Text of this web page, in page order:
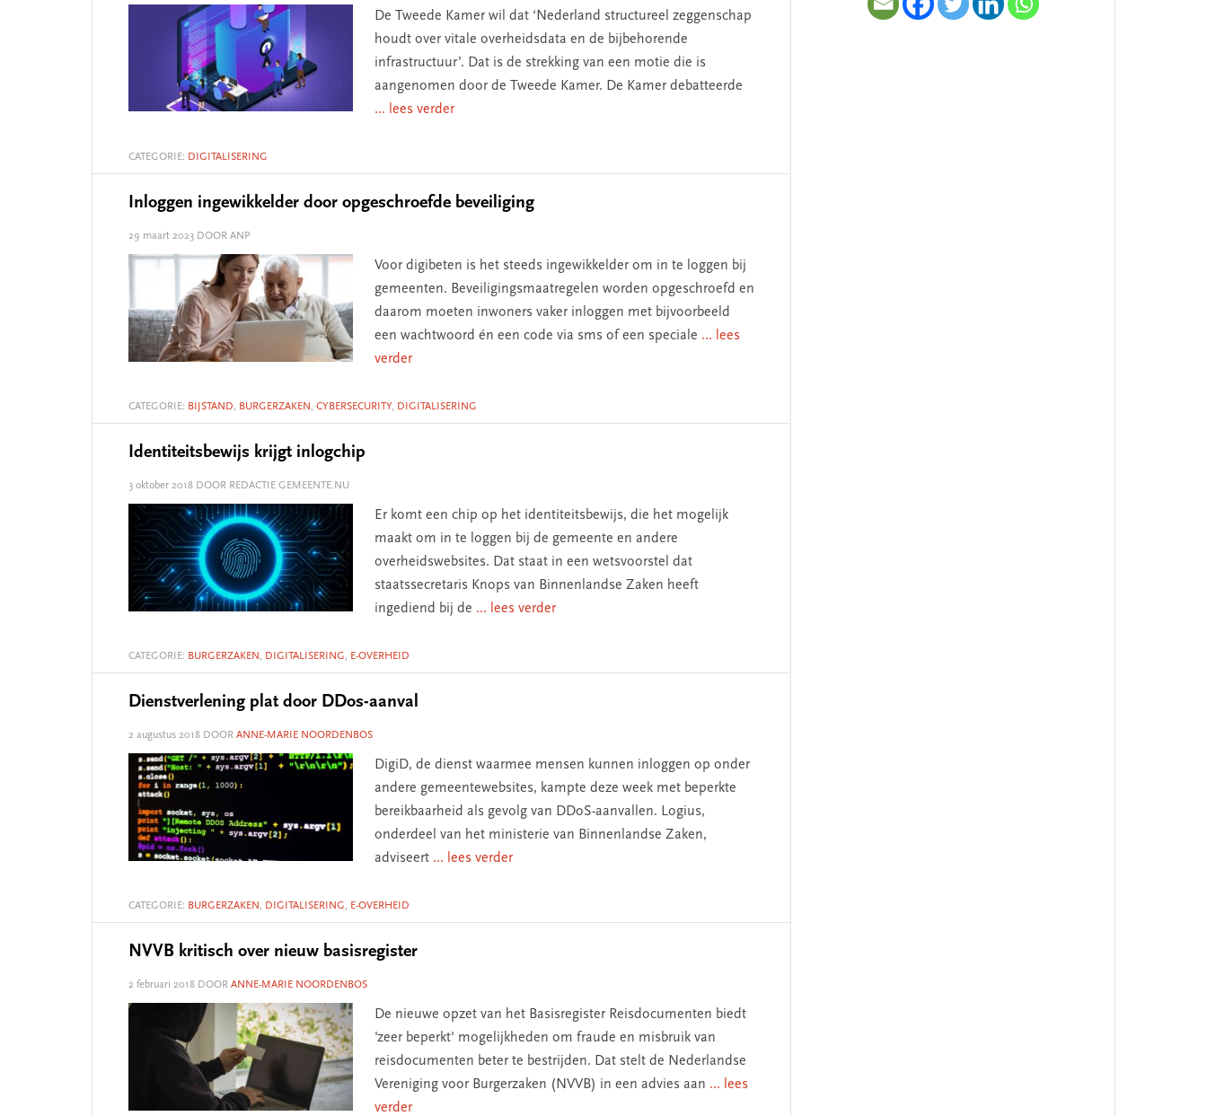
De Tweede Kamer wil dat ‘Nederland structureel zeggenschap
houdt over vitale overheidsdata en de bijbehorende
infrastructuur’. Dat is de strekking van een motie die is
aangenomen door de Tweede Kamer. De Kamer debatteerde
... lees verder
CATEGORIE: DIGITALISERING
Inloggen ingewikkelder door opgeschroefde beveiliging
29 maart 2023 DOOR ANP
Voor digibeten is het steeds ingewikkelder om in te loggen bij
gemeenten. Beveiligingsmaatregelen worden opgeschroefd en
daarom moeten inwoners vaker inloggen met bijvoorbeeld
een wachtwoord én een code via sms of een speciale ... lees
verder
CATEGORIE: BIJSTAND, BURGERZAKEN , CYBERSECURITY, DIGITALISERING
Identiteitsbewijs krijgt inlogchip
3 oktober 2018 DOOR REDACTIE GEMEENTE.NU
Er komt een chip op het identiteitsbewijs, die het mogelijk
maakt om in te loggen bij de gemeente en andere
overheidswebsites. Dat staat in een wetsvoorstel dat
staatssecretaris Knops van Binnenlandse Zaken heeft
ingediend bij de ... lees verder
CATEGORIE: BURGERZAKEN , DIGITALISERING, E-OVERHEID
Dienstverlening plat door DDos-aanval
2 augustus 2018 DOOR ANNE-MARIE NOORDENBOS
DigiD, de dienst waarmee mensen kunnen inloggen op onder
andere gemeentewebsites, kampte deze week met beperkte
bereikbaarheid als gevolg van DDoS-aanvallen. Logius,
onderdeel van het ministerie van Binnenlandse Zaken,
adviseert ... lees verder
CATEGORIE: BURGERZAKEN , DIGITALISERING, E-OVERHEID
NVVB kritisch over nieuw basisregister
2 februari 2018 DOOR ANNE-MARIE NOORDENBOS
De nieuwe opzet van het Basisregister Reisdocumenten biedt
'zeer beperkt' mogelijkheden om fraude en misbruik van
reisdocumenten beter te bestrijden. Dat stelt de Nederlandse
Vereniging voor Burgerzaken (NVVB) in een advies aan ... lees
verder